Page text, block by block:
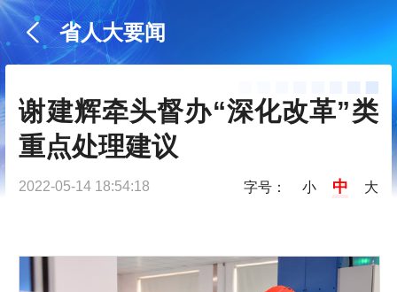
省人大要闻
谢建辉牵头督办“深化改革”类
重点处理建议
2022-05-14 18:54:18 字号： 小 中 大